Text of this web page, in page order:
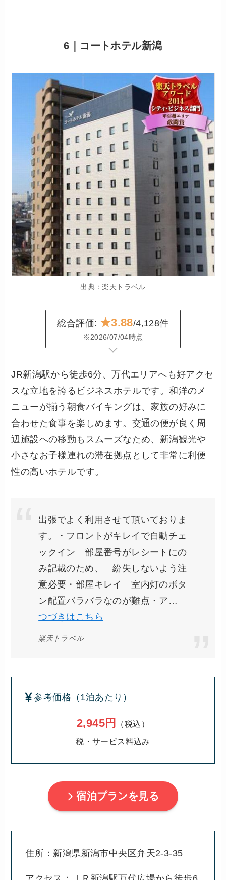
6｜コートホテル新潟
出典：楽天トラベル
総合評価: ★3.88/4,128件
※2026/07/04時点
JR新潟駅から徒歩6分、万代エリアへも好アクセ
スな立地を誇るビジネスホテルです。和洋のメ
ニューが揃う朝食バイキングは、家族の好みに
合わせた食事を楽しめます。交通の便が良く周
辺施設への移動もスムーズなため、新潟観光や
小さなお子様連れの滞在拠点として非常に利便
性の高いホテルです。
出張でよく利用させて頂いておりま
す。・フロントがキレイで自動チェ
ックイン 部屋番号がレシートにの
み記載のため、 紛失しないよう注
意必要・部屋キレイ 室内灯のボタ
ン配置バラバラなのが難点・ア…
つづきはこちら
楽天トラベル
参考価格（1泊あたり）
2,945円
（税込）
税・サービス料込み
宿泊プランを見る
住所：新潟県新潟市中央区弁天2-3-35